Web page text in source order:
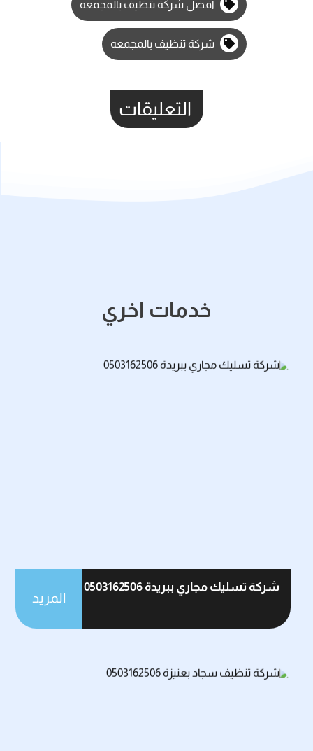
افضل شركة تنظيف بالمجمعه
شركة تنظيف بالمجمعه
التعليقات
خدمات اخري
شركة تسليك مجاري ببريدة 0503162506
المزيد